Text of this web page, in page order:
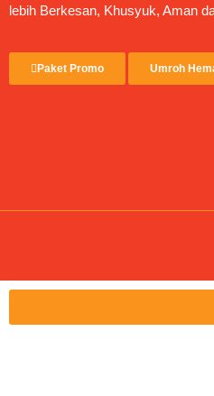
lebih Berkesan, Khusyuk, Aman
Paket Promo Umroh